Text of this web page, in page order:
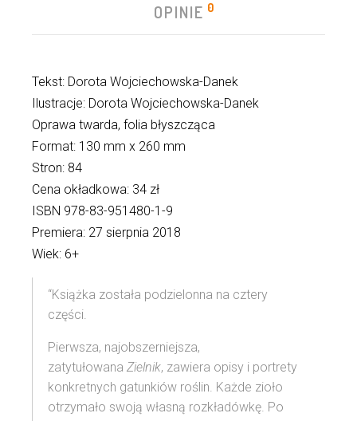
OPINIE 0
Tekst: Dorota Wojciechowska-Danek
Ilustracje: Dorota Wojciechowska-Danek
Oprawa twarda, folia błyszcząca
Format: 130 mm x 260 mm
Stron: 84
Cena okładkowa: 34 zł
ISBN 978-83-951480-1-9
Premiera: 27 sierpnia 2018
Wiek: 6+
“Książka została podzielonna na cztery
części.
Pierwsza, najobszerniejsza,
zatytułowana Zielnik, zawiera opisy i portrety
konkretnych gatunkiów roślin. Każde zioło
otrzymało swoją własną rozkładówkę. Po